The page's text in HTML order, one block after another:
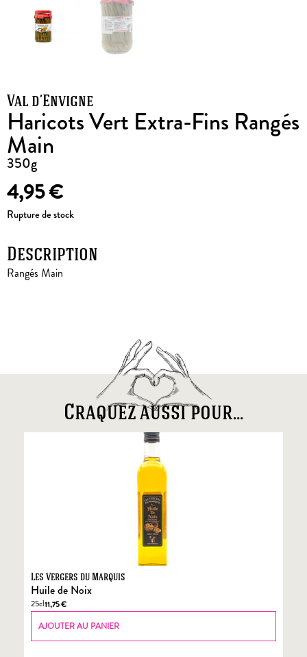
Val d’Envigne
Haricots Vert Extra-Fins Rangés
Main
350g
4,95€
Rupture de stock
Description
Rangés Main
Craquez aussi pour...
Les Vergers du Marquis
Huile de Noix
25cl11,75€
AJOUTER AU PANIER